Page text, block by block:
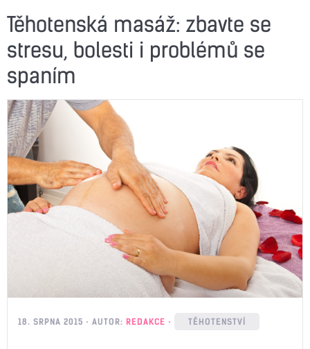
Těhotenská masáž: zbavte se
stresu, bolesti i problémů se
spaním
18. SRPNA 2015 AUTOR: REDAKCE TĚHOTENSTVÍ